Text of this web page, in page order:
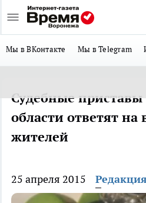
Мы в ВКонтакте Мы в Telegram
Судебные
области ответят на
жителей
25 апреля 2015 Редакция